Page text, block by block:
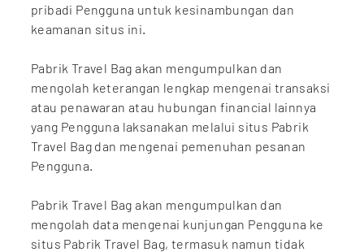
pribadi Pengguna untuk kesinambungan dan
keamanan situs ini.
Pabrik Travel Bag akan mengumpulkan dan
mengolah keterangan lengkap mengenai transaksi
atau penawaran atau hubungan financial lainnya
yang Pengguna laksanakan melalui situs Pabrik
Travel Bag dan mengenai pemenuhan pesanan
Pengguna.
Pabrik Travel Bag akan mengumpulkan dan
mengolah data mengenai kunjungan Pengguna ke
situs Pabrik Travel Bag, termasuk namun tidak